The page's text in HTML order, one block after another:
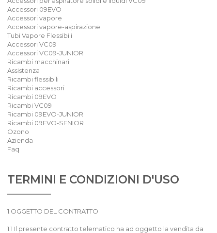
Accessori 09EVO
Accessori vapore
Accessori vapore-aspirazione
Tubi Vapore Flessibili
Accessori VC09
Accessori VC09-JUNIOR
Ricambi macchinari
Assistenza
Ricambi flessibili
Ricambi accessori
Ricambi 09EVO
Ricambi VC09
Ricambi 09EVO-JUNIOR
Ricambi 09EVO-SENIOR
Ozono
Azienda
Faq
TERMINI E CONDIZIONI D'USO
1.OGGETTO DEL CONTRATTO
1.1 Il presente contratto telematico ha ad oggetto la vendita da